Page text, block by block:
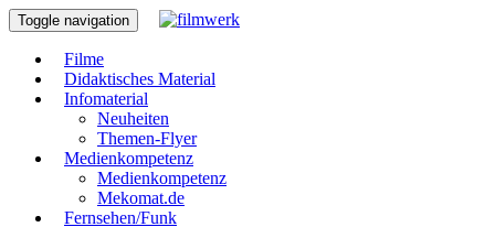
Toggle navigation
Filme
Didaktisches Material
Infomaterial
Neuheiten
Themen-Flyer
Medienkompetenz
Medienkompetenz
Mekomat.de
Fernsehen/Funk